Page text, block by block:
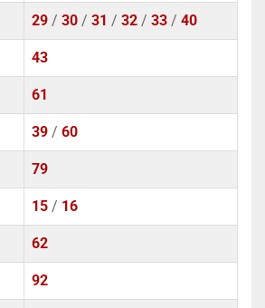
29 / 30 / 31 / 32 / 33 / 40
43
61
39 / 60
79
15 / 16
62
92